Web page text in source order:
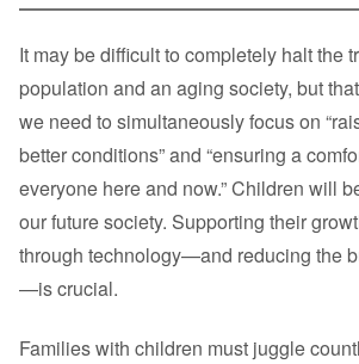
It may be difficult to completely halt the
population and an aging society, but
we need to simultaneously focus on
better conditions” and “ensuring a
everyone here and now.” Children will
our future society. Supporting their
through technology—and reducing the
—is crucial.
Families with children must juggle